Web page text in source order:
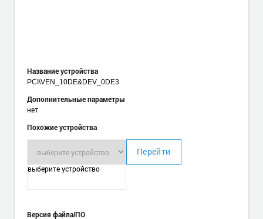
Название устройства
PCI\VEN_10DE&DEV_0DE3
Дополнительные параметры
нет
Похожие устройства
выберите устройство
Перейти
Версия файла/ПО